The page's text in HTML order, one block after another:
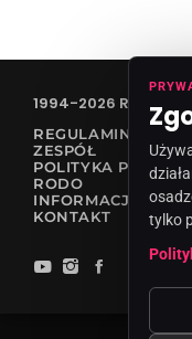
1994-2026 RADIO
REGULAMIN
ZESPÓŁ
POLITYKA
RODO
INFORMACJA O
KONTAKT
tylko